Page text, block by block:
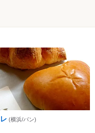
(横浜/パン)